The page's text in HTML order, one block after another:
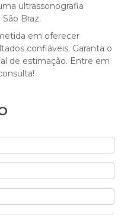
ultrassonografia
Braz.
em oferecer
confiáveis. Garanta o
de estimação. Entre em